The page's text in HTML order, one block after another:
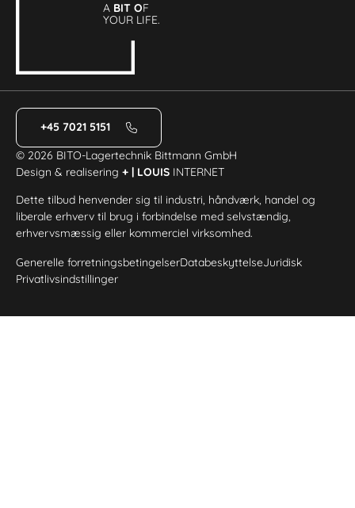
A BIT OF
YOUR LIFE.
+45 7021 5151
© 2026 BITO-Lagertechnik Bittmann GmbH
Design & realisering+ | LOUIS INTERNET
Dette tilbud henvender sig til industri, håndværk, handel og
liberale erhverv til brug i forbindelse med selvstændig,
erhvervsmæssig eller kommerciel virksomhed.
Generelle forretningsbetingelserDatabeskyttelseJuridisk
Privatlivsindstillinger